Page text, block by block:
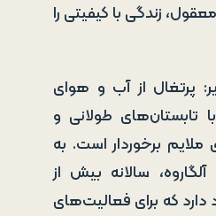
زندگی با کیفیتی را
پرتغال از آب و هوای
تابستان‌های طولانی و
ملایم برخوردار است. به
سالانه بیش از
دارد که برای فعالیت‌های